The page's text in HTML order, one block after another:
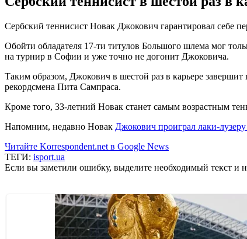
Сербский теннисист Новак Джокович гарантировал себе
Обойти обладателя 17-ти титулов Большого шлема мог
на турнир в Софии и уже точно не догонит Джоковича.
Таким образом, Джокович в шестой раз в карьере
рекордсмена Пита Сампраса.
Кроме того, 33-летний Новак станет самым возрастным
Напомним, недавно Новак Джокович проиграл лаки-
Читайте Korrespondent.net в Google News
ТЕГИ: isport.ua
Если вы заметили ошибку, выделите необходимый текст и